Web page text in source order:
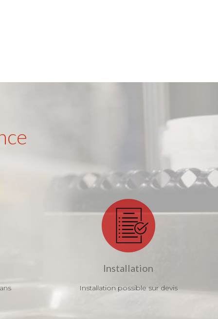
Installation
Installation possible sur devis